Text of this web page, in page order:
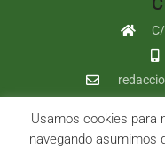
Copyright ©2026 El
Usamos cookies para
navegando asumimos